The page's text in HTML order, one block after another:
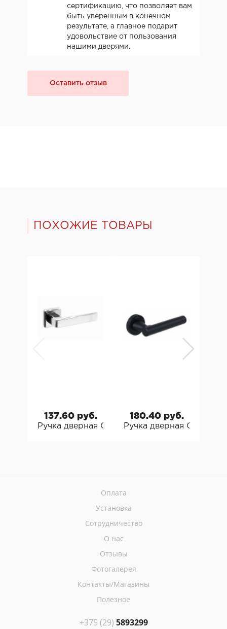
сертификацию, что позволяет вам
быть уверенным в конечном
результате, а главное подарит
удовольствие от пользования
нашими дверями.
Оставить отзыв
ПОХОЖИЕ ТОВАРЫ
137.60 руб.
Ручка дверная CEBI CARLI
180.40 руб.
Ручка дверная CEBI
Оплата
Установка
Сотрудничество
О нас
Отзывы
Фотогалерея
Контакты/Магазины
Полезное
+375 (29) 5893299